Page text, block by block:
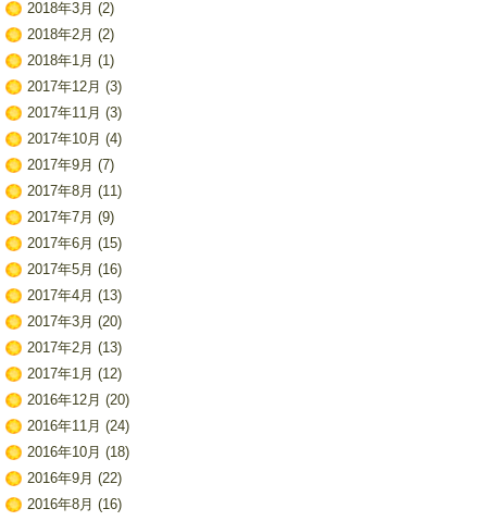
2018年3月 (2)
2018年2月 (2)
2018年1月 (1)
2017年12月 (3)
2017年11月 (3)
2017年10月 (4)
2017年9月 (7)
2017年8月 (11)
2017年7月 (9)
2017年6月 (15)
2017年5月 (16)
2017年4月 (13)
2017年3月 (20)
2017年2月 (13)
2017年1月 (12)
2016年12月 (20)
2016年11月 (24)
2016年10月 (18)
2016年9月 (22)
2016年8月 (16)